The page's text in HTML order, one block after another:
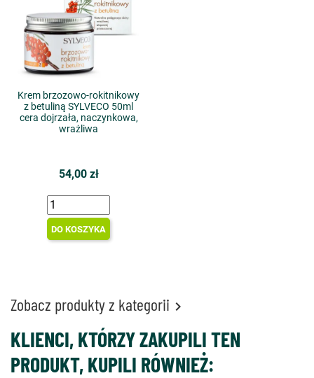
Krem brzozowo-rokitnikowy
z betuliną SYLVECO 50ml
cera dojrzała, naczynkowa,
wrażliwa
54,00 zł
DO KOSZYKA
Zobacz produkty z kategorii 
KLIENCI, KTÓRZY ZAKUPILI TEN
PRODUKT, KUPILI RÓWNIEŻ: